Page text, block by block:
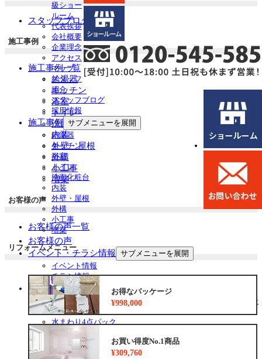
級ショー
ルーム
代表挨拶
会社概要
企業理念
アクセス
マップ
スタッフ
紹介
スタッフブログ
採用情報
施工事例 サブメニューを展開
給湯器
キッチン
浴室
トイレ
洗面化粧台
内装
外壁・屋根
外構
小工事
増築
お客様の声
イベント・チラシ情報 サブメニューを展開
イベント情報
チラシ情報
お役立ち情報 サブメニューを展開
リフォーム専門店ぷらす１リフォーム 屋根・外壁・水廻り一
新祭
水まわり4点パック
外壁塗装最安値キャンペーン
住宅省エネ2026キャンペーン
先進的窓リノベ2026事業
スタッフブログ一覧
施工事例
施工事例一覧
給湯器
キッチン
浴室
トイレ
洗面化粧台
内装
外壁・屋根
外構
小工事
増築
お客様の声
お客様の声一覧
リフォームメニュー
お得なパッケージ
¥998,000
お買い得度No.1商品
¥309,760